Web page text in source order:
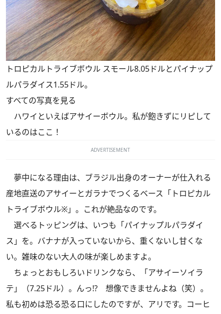
トロピカルトライブボウル スモール8.05ドルとパイナップ
ルパラダイス1.55ドル。
すべての写真を見る
ハワイといえばアサイーボウル。私が飽きずにリピして
いるのはここ！
ADVERTISEMENT
夢中になる理由は、ブラジル出身のオーナーが仕入れる
産地直送のアサイーとガラナでつくるベース「トロピカル
トライブボウル※」。これが絶品なのです。
選べるトッピングは、いつも「パイナップルパラダイ
ス」を。バナナが入っていないから、重くないし甘くな
い。雑味のない大人の味が楽しめますよ。
ちょっとおもしろいドリンクなら、「アサイーソイラ
テ」（7.25ドル）。んっ!? 想像できませんよね（笑）。
私も初めは恐る恐る口にしたのですが、アリです。コーヒ